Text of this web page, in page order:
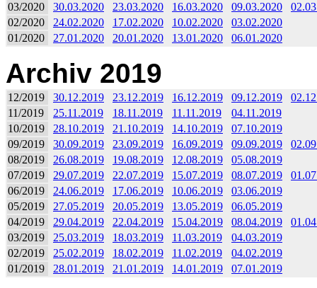
03/2020
30.03.2020 23.03.2020 16.03.2020 09.03.2020
02/2020
24.02.2020 17.02.2020 10.02.2020
03.02.2020
01/2020
27.01.2020 20.01.2020 13.01.2020 06.01.2020
Archiv 2019
12/2019 30.12.2019 23.12.2019 16.12.2019 09.12.2019
11/2019
25.11.2019 18.11.2019 11.11.2019
04.11.2019
10/2019
28.10.2019 21.10.2019 14.10.2019
07.10.2019
09/2019
30.09.2019 23.09.2019 16.09.2019 09.09.2019
08/2019
26.08.2019 19.08.2019 12.08.2019
05.08.2019
07/2019
29.07.2019 22.07.2019 15.07.2019 08.07.2019
06/2019
24.06.2019 17.06.2019 10.06.2019
03.06.2019
05/2019
27.05.2019 20.05.2019 13.05.2019
06.05.2019
04/2019
29.04.2019 22.04.2019 15.04.2019 08.04.2019
03/2019
25.03.2019 18.03.2019 11.03.2019
04.03.2019
02/2019
25.02.2019 18.02.2019 11.02.2019
04.02.2019
01/2019
28.01.2019 21.01.2019 14.01.2019 07.01.2019